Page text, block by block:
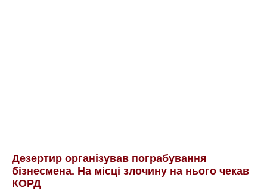
Дезертир організував пограбування
бізнесмена. На місці злочину на нього чекав
КОРД